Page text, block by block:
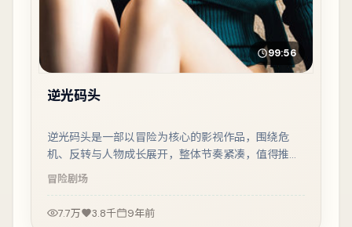
99:56
逆光码头
逆光码头是一部以冒险为核心的影视作品，围绕危
机、反转与人物成长展开，整体节奏紧凑，值得推荐
观看。
冒险剧场
7.7万 3.8千 9年前